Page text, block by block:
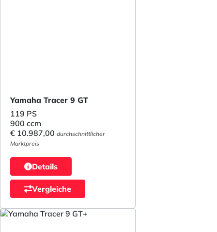
Yamaha Tracer 9 GT
119 PS
900 ccm
€ 10.987,00 durchschnittlicher
Marktpreis
Details
Vergleiche